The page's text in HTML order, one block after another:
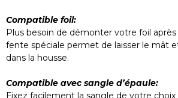
Compatible foil:
Plus besoin de démonter votre foil après
fente spéciale permet de laisser le mât
dans la housse.
Compatible avec sangle d’épaule: